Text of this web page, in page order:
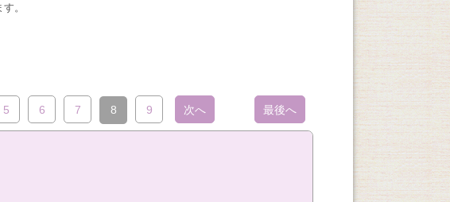
。
5 6 7 8 9 次へ 最後へ